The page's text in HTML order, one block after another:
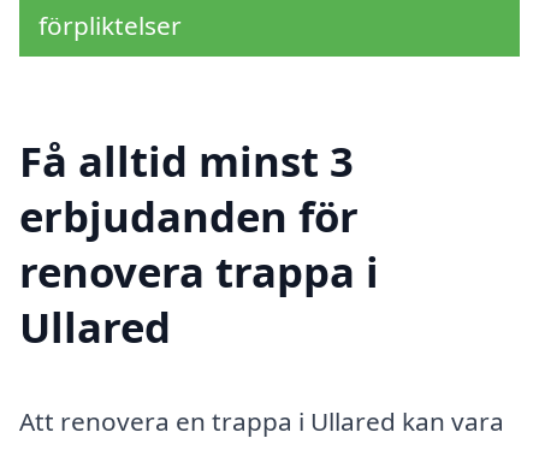
förpliktelser
Få alltid minst 3
erbjudanden för
renovera trappa i
Ullared
Att renovera en trappa i Ullared kan vara